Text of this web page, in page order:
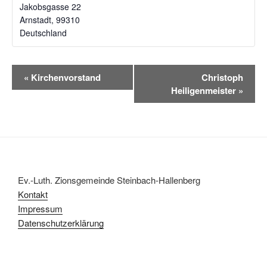
Jakobsgasse 22
Arnstadt, 99310
Deutschland
e
« Kirchenvorstand
Christoph
Heiligenmeister »
Ev.-Luth. Zionsgemeinde Steinbach-Hallenberg
Kontakt
Impressum
Datenschutzerklärung